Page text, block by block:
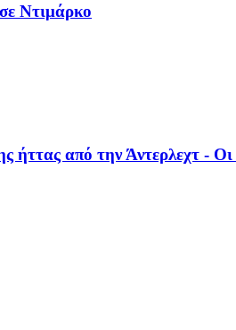
Ντιμάρκο
από την Άντερλεχτ - Οι